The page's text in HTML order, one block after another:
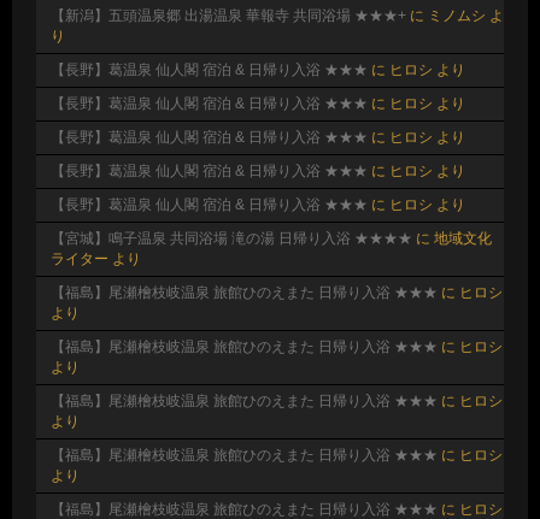
【新潟】五頭温泉郷 出湯温泉 華報寺 共同浴場 ★★★+ に ミノムシ よ
り
【長野】葛温泉 仙人閣 宿泊 & 日帰り入浴 ★★★ に ヒロシ より
【長野】葛温泉 仙人閣 宿泊 & 日帰り入浴 ★★★ に ヒロシ より
【長野】葛温泉 仙人閣 宿泊 & 日帰り入浴 ★★★ に ヒロシ より
【長野】葛温泉 仙人閣 宿泊 & 日帰り入浴 ★★★ に ヒロシ より
【長野】葛温泉 仙人閣 宿泊 & 日帰り入浴 ★★★ に ヒロシ より
【宮城】鳴子温泉 共同浴場 滝の湯 日帰り入浴 ★★★★ に 地域文化
ライター より
【福島】尾瀬檜枝岐温泉 旅館ひのえまた 日帰り入浴 ★★★ に ヒロシ
より
【福島】尾瀬檜枝岐温泉 旅館ひのえまた 日帰り入浴 ★★★ に ヒロシ
より
【福島】尾瀬檜枝岐温泉 旅館ひのえまた 日帰り入浴 ★★★ に ヒロシ
より
【福島】尾瀬檜枝岐温泉 旅館ひのえまた 日帰り入浴 ★★★ に ヒロシ
より
【福島】尾瀬檜枝岐温泉 旅館ひのえまた 日帰り入浴 ★★★ に ヒロシ